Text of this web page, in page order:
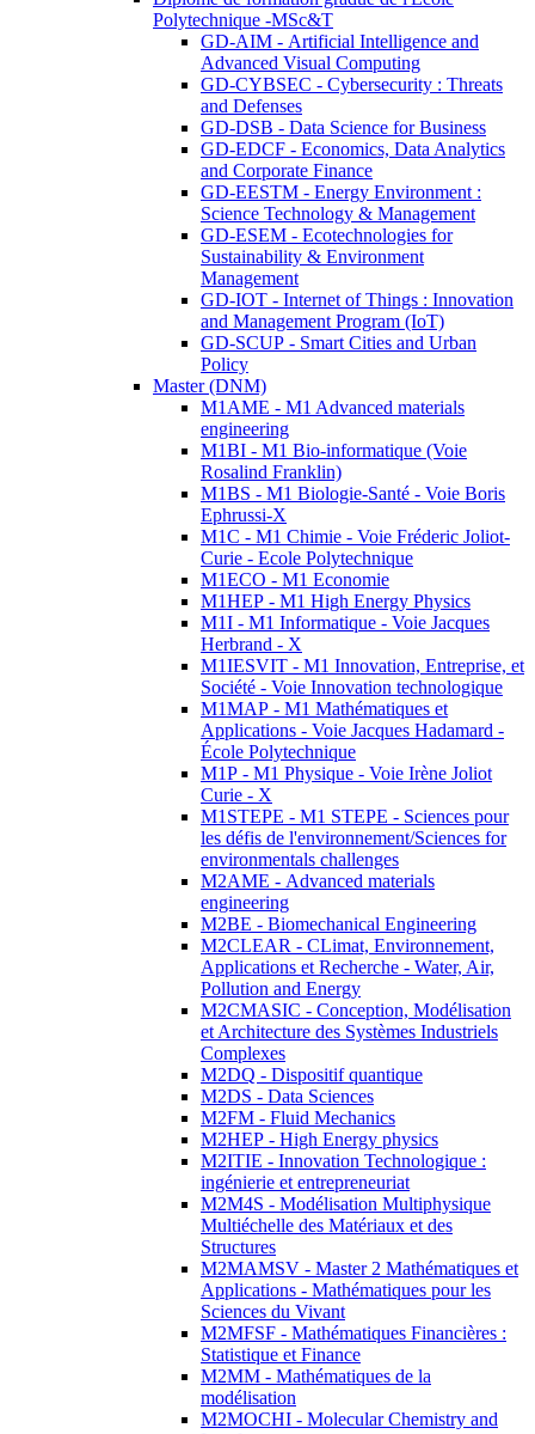
Polytechnique -MSc&T
GD-AIM - Artificial Intelligence and
Advanced Visual Computing
GD-CYBSEC - Cybersecurity : Threats
and Defenses
GD-DSB - Data Science for Business
GD-EDCF - Economics, Data Analytics
and Corporate Finance
GD-EESTM - Energy Environment :
Science Technology & Management
GD-ESEM - Ecotechnologies for
Sustainability & Environment
Management
GD-IOT - Internet of Things : Innovation
and Management Program (IoT)
GD-SCUP - Smart Cities and Urban
Policy
Master (DNM)
M1AME - M1 Advanced materials
engineering
M1BI - M1 Bio-informatique (Voie
Rosalind Franklin)
M1BS - M1 Biologie-Santé - Voie Boris
Ephrussi-X
M1C - M1 Chimie - Voie Fréderic Joliot-
Curie - Ecole Polytechnique
M1ECO - M1 Economie
M1HEP - M1 High Energy Physics
M1I - M1 Informatique - Voie Jacques
Herbrand - X
M1IESVIT - M1 Innovation, Entreprise, et
Société - Voie Innovation technologique
M1MAP - M1 Mathématiques et
Applications - Voie Jacques Hadamard -
École Polytechnique
M1P - M1 Physique - Voie Irène Joliot
Curie - X
M1STEPE - M1 STEPE - Sciences pour
les défis de l'environnement/Sciences for
environmentals challenges
M2AME - Advanced materials
engineering
M2BE - Biomechanical Engineering
M2CLEAR - CLimat, Environnement,
Applications et Recherche - Water, Air,
Pollution and Energy
M2CMASIC - Conception, Modélisation
et Architecture des Systèmes Industriels
Complexes
M2DQ - Dispositif quantique
M2DS - Data Sciences
M2FM - Fluid Mechanics
M2HEP - High Energy physics
M2ITIE - Innovation Technologique :
ingénierie et entrepreneuriat
M2M4S - Modélisation Multiphysique
Multiéchelle des Matériaux et des
Structures
M2MAMSV - Master 2 Mathématiques et
Applications - Mathématiques pour les
Sciences du Vivant
M2MFSF - Mathématiques Financières :
Statistique et Finance
M2MM - Mathématiques de la
modélisation
M2MOCHI - Molecular Chemistry and